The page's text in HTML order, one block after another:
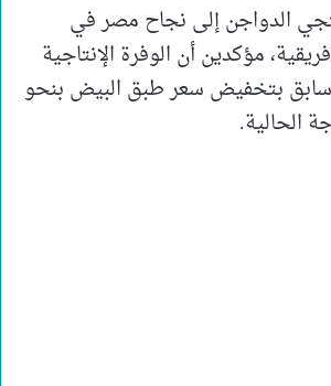
الدواجن إلى نجاح مصر في
8 دول أفريقية، مؤكدين أن الوفرة الإنتاجية
بتخفيض سعر طبق البيض بنحو